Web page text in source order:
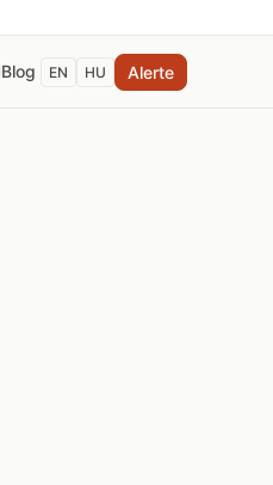
Blog EN HU Alerte